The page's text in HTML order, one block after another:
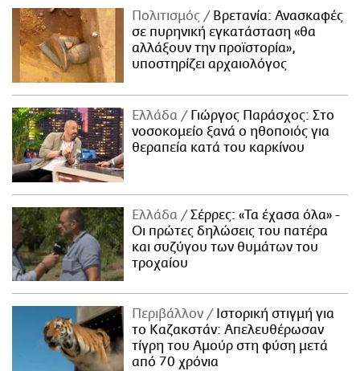
Πολιτισμός
Βρετανία: Ανασκαφές
σε πυρηνική εγκατάσταση «θα
αλλάξουν την προϊστορία»,
υποστηρίζει αρχαιολόγος
Ελλάδα
Γιώργος Παράσχος: Στο
νοσοκομείο ξανά ο ηθοποιός για
θεραπεία κατά του καρκίνου
Ελλάδα
Σέρρες: «Τα έχασα όλα» -
Οι πρώτες δηλώσεις του πατέρα
και συζύγου των θυμάτων του
τροχαίου
Περιβάλλον
Ιστορική στιγμή για
το Καζακστάν: Απελευθέρωσαν
τίγρη του Αμούρ στη φύση μετά
από 70 χρόνια